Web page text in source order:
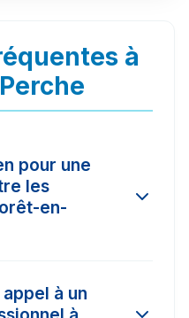
à
pour une
les
en-
et la
à un